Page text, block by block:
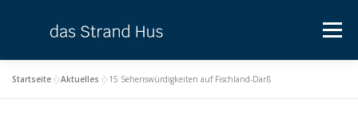
Menü
Startseite »Aktuelles »15 Sehenswürdigkeiten auf Fischland-Darß